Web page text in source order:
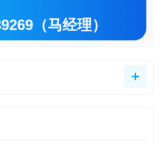
（马经理）